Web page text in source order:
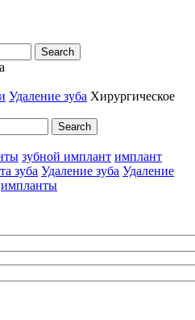
Удаление зуба Хирургическое
зубной имплант имплант
зуба Удаление зуба Удаление
импланты